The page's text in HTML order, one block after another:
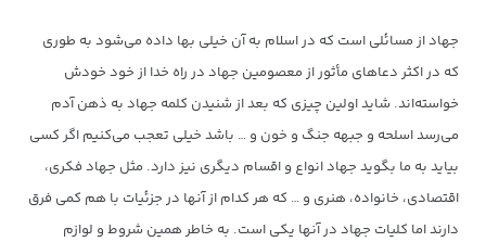
جهاد از مسائلی است که در اسلام به آن خیلی بها داده می‌شود به طوری
که در اکثر دعاهای مأثور از معصومین جهاد در راه خدا از خود خودش
خواسته‌اند. شاید اولین چیزی که بعد از شنیدن کلمه جهاد به ذهن آدم
می‌رسد اسلحه و جبهه جنگ و خون و … باشد خیلی تعجب می‌کنیم اگر کسی
بیاید به ما بگوید جهاد انواع و اقسام دیگری نیز دارد. مثل جهاد فکری،
اقتصادی، خانواده، هنری و … که هر کدام از آنها در جزئیات با هم کمی فرق
دارند اما کلیات جهاد در آنها یکی است. به خاطر همین شروط و لوازم